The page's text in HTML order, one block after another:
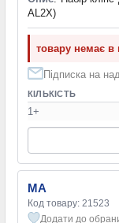
AL2X)
товару немає в
Підписка на
КІЛЬКІСТЬ
1+
MA
Код товару: 21523
Додати до